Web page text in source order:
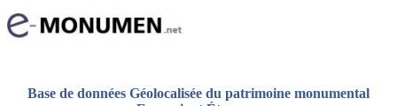
Base de données Géolocalisée du patrimoine monumental